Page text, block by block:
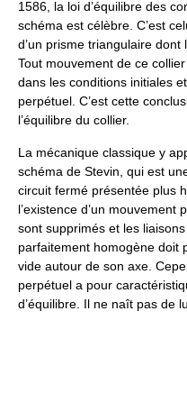
1586, la loi d’équilibre des
schéma est célèbre. C’est
d’un prisme triangulaire
Tout mouvement de ce
dans les conditions initiales
perpétuel. C’est cette
l’équilibre du collier.
La mécanique classique y
schéma de Stevin, qui est
circuit fermé présentée plus
l’existence d’un
sont supprimés et les
parfaitement homogène doit
vide autour de son axe.
perpétuel a pour
d’équilibre. Il ne naît pas de